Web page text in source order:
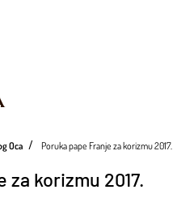
Oca Poruka pape Franje za korizmu 2017.
za korizmu 2017.